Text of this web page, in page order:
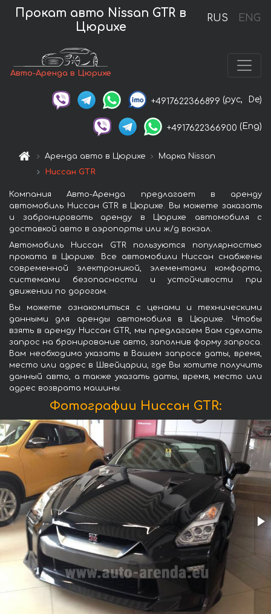
RUS ENG
Прокат авто Nissan GTR в
Цюрихе
Авто-Аренда в Цюрихе
+4917622366899 (рус, De)
+4917622366900 (Eng)
Аренда авто в Цюрихе
Марка Nissan
Ниссан GTR
Компания Авто-Аренда предлагает в аренду
автомобиль Ниссан GTR в Цюрихе. Вы можете заказать
и забронировать аренду в Цюрихе автомобиля с
доставкой авто в аэропорты или ж/д вокзал.
Автомобиль Ниссан GTR пользуются популярностью
проката в Цюрихе. Все автомобили Ниссан снабжены
современной электроникой, элементами комфорта,
системами безопасности и устойчивости при
движении по дорогам.
Вы можете ознакомиться с ценами и техническими
данными для аренды автомобиля в Цюрихе. Чтобы
взять в аренду Ниссан GTR, мы предлагаем Вам сделать
запрос на бронирование авто, заполнив форму запроса.
Вам необходимо указать в Вашем запросе даты, время,
место или адрес в Швейцарии, где Вы хотите получить
данный авто, а также указать даты, время, место или
адрес возврата машины.
Фотографии Ниссан GTR: